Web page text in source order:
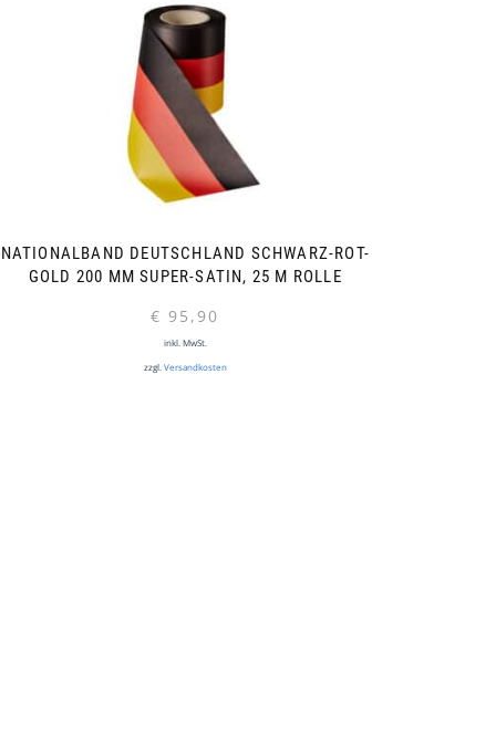
NATIONALBAND DEUTSCHLAND SCHWARZ-ROT-
GOLD 200 MM SUPER-SATIN, 25 M ROLLE
€ 95,90
inkl. MwSt.
zzgl. Versandkosten